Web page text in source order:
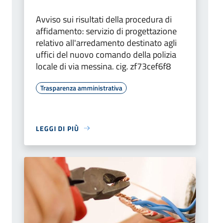
Avviso sui risultati della procedura di
affidamento: servizio di progettazione
relativo all'arredamento destinato agli
uffici del nuovo comando della polizia
locale di via messina. cig. zf73cef6f8
Trasparenza amministrativa
LEGGI DI PIÙ